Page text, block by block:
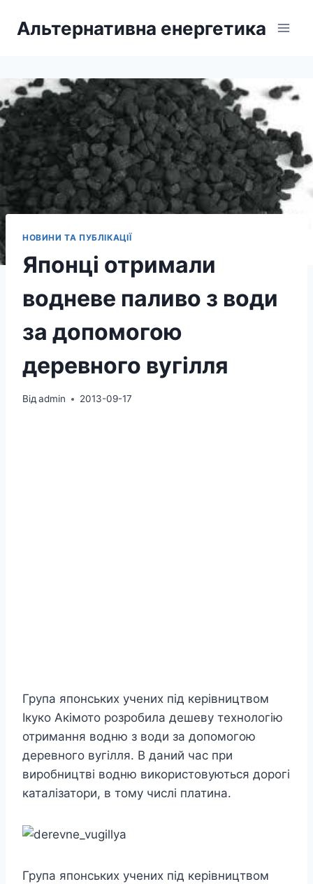
Альтернативна енергетика
НОВИНИ ТА ПУБЛІКАЦІЇ
Японці отримали
водневе паливо з води
за допомогою
деревного вугілля
Від admin 2013-09-17
Група японських учених під керівництвом
Ікуко Акімото розробила дешеву технологію
отримання водню з води за допомогою
деревного вугілля. В даний час при
виробництві водню використовуються дорогі
каталізатори, в тому числі платина.
Група японських учених під керівництвом